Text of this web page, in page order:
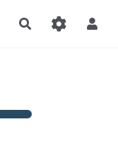
Rechercher